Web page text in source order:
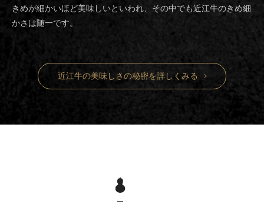
きめが細かいほど美味しいといわれ、その中でも近江牛のきめ細
かさは随一です。
近江牛の美味しさの秘密を詳しくみる